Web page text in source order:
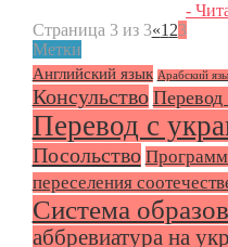
-
Страница 3 из 3«123
Метки
Английский язык Арабский
Консульство Перевод
Перевод с
Посольство
переселения
Система
аббревиатура на